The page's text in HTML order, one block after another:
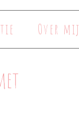
Over mij